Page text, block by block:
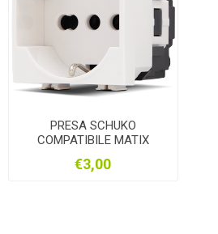
PRESA SCHUKO
COMPATIBILE MATIX
€3,00